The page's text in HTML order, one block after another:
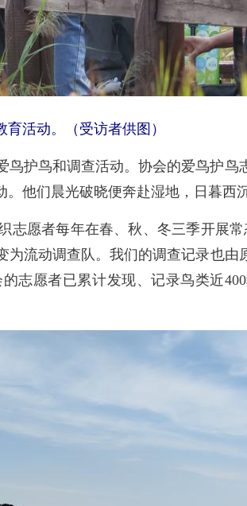
活动。（受访者供图）
护鸟和调查活动。协会的爱鸟护鸟
他们晨光破晓便奔赴湿地，日暮西
愿者每年在春、秋、冬三季开展常
流动调查队。我们的调查记录也
志愿者已累计发现、记录鸟类近